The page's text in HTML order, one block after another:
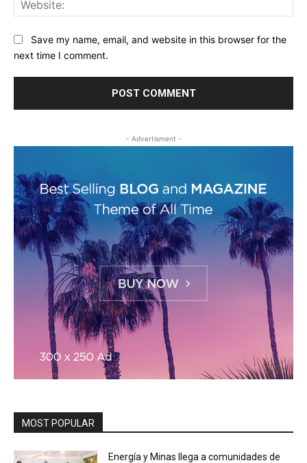
Save my name, email, and website in this browser for the
next time I comment.
- Advertisment -
MOST POPULAR
Energía y Minas llega a comunidades de